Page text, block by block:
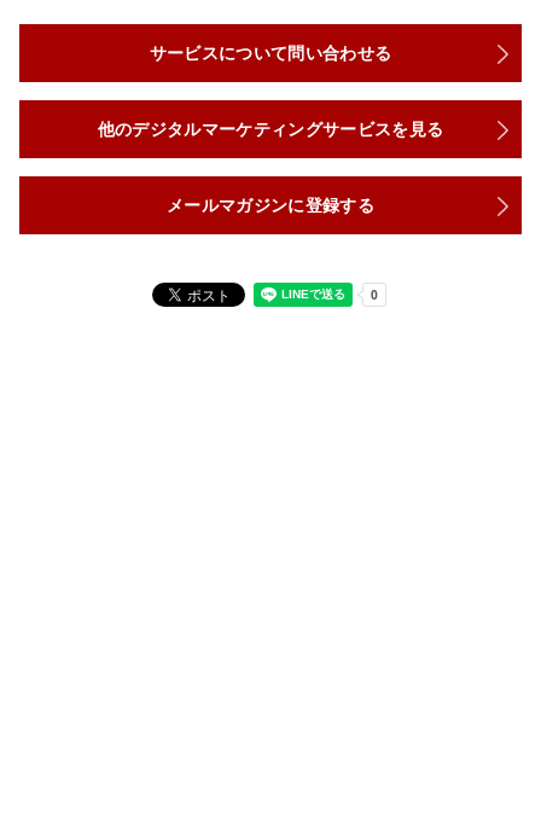
サービスについて問い合わせる
他のデジタルマーケティングサービスを見る
メールマガジンに登録する